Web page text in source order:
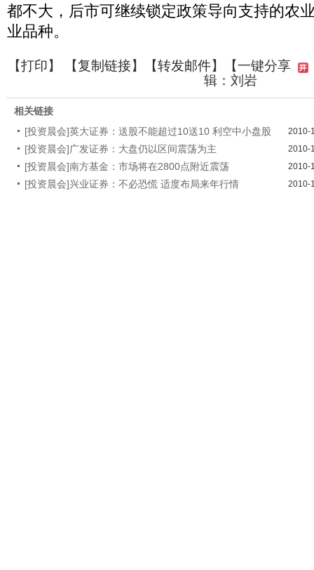
都不大，后市可继续锁定政策导向支持的农
业品种。
【打印】 【复制链接】【转发邮件】
【一键分享
辑：刘岩
相关链接
[投资晨会]英大证券：送股不能超过10送10 利空中小盘股
2010-
[投资晨会]广发证券：大盘仍以区间震荡为主 2010-
[投资晨会]南方基金：市场将在2800点附近震荡 2010-
[投资晨会]兴业证券：不必恐慌 适度布局来年行情 2010-